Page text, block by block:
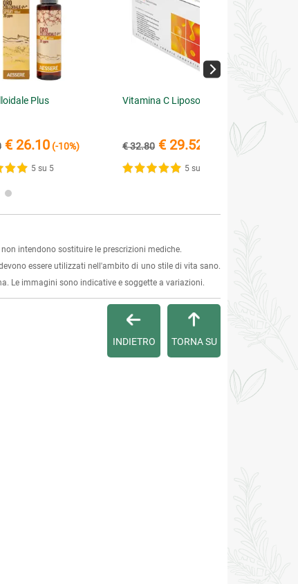
Plus
€ 26.10(-10%)
5 su 5
Vitamina C Liposomiale
€ 32.80 € 29.52 (-10%)
5 su 5
intendono sostituire le prescrizioni mediche.
essere utilizzati nell'ambito di uno stile di vita sano.
Le immagini sono indicative e soggette a variazioni.
TORNA SU
INDIETRO